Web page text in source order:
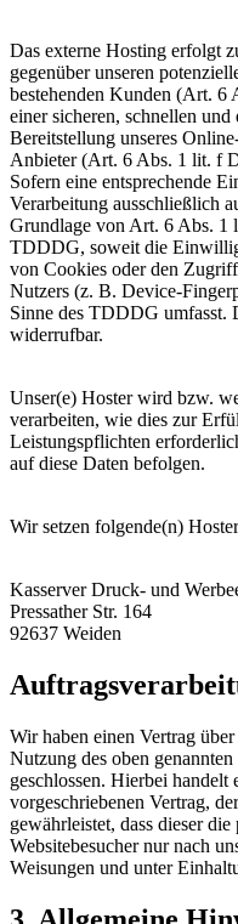
Das externe Hosting erfolgt
gegenüber unseren
bestehenden Kunden (Art.
einer sicheren, schnellen und
Bereitstellung unseres
Anbieter (Art. 6 Abs. 1 lit. f
Sofern eine entsprechende
Verarbeitung ausschließlich
Grundlage von Art. 6 Abs. 1
TDDDG, soweit die
von Cookies oder den
Nutzers (z. B. Device-
Sinne des TDDDG
widerrufbar.
Unser(e) Hoster wird bzw.
verarbeiten, wie dies zur
Leistungspflichten
auf diese Daten befolgen.
Wir setzen folgende(n)
Kasserver Druck- und
Pressather Str. 164
92637 Weiden
Wir haben einen Vertrag
Nutzung des oben genannten
geschlossen. Hierbei handelt
vorgeschriebenen Vertrag, der
gewährleistet, dass dieser
Websitebesucher nur nach
Weisungen und unter